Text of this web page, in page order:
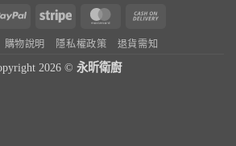
PayPal Stripe MasterCard
購物說明 隱私權政策 退貨需知
2026 © 永昕衛廚